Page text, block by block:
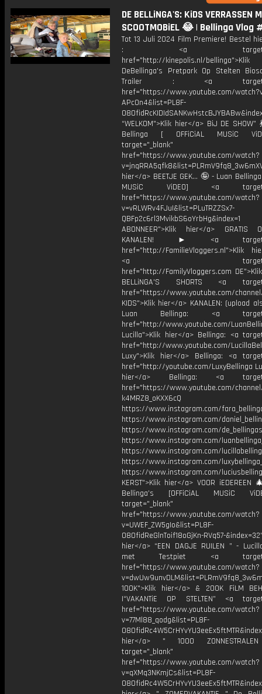
DE BELLiNGA'S: KiDS VERRASSEN
SCOOTMOBiEL 😂 | Bellinga Vlog
Tot 13 Juli 2024 Film Premiere! Bestel
: <a
href="http://kinepolis.nl/
DeBellinga's Pretpark Op Stelten
Trailer : <a
href="https://www.youtube.com/
APcOn4&list=PL8F-
“WELKOM">Klik hier</a> BiJ DE SHOW”
Bellinga [ OFFiCiAL MUSiC
target="_blank"
href="https://www.youtube.com/watch?
hier</a> BEETJE GEK... 🤪 - Luan Bellinga
MUSiC ViDEO] <a
href="https://www.youtube.com/watch?
v=vRLWRv4FJuI&list=PLuTRZZSx7-
QBFp2c6rl3MvikbS6oYrbHg&index=1
ABONNEER">Klik hier</a> GRATIS
KANALEN! ► <a
href="http://FamilieVloggers.nl">Klik
<a
href="http://FamilyVloggers.com
BELLiNGA'S SHORTS <a
href="https://www.youtube.com/channel/
KIDS">Klik hier</a> KANALEN: (upload
Luan Bellinga: <a
href="http://www.youtube.com/
Lucilla">Klik hier</a> Bellinga: <a
href="http://www.youtube.com/
Luxy">Klik hier</a> Bellinga: <a
href="http://youtube.com/LuxyBellinga
hier</a> Bellinga: <a
href="https://www.youtube.com/
k4MRZ8_oKXX6cQ
https://www.instagram.com/
https://www.instagram.com/
https://www.instagram.com/
https://www.instagram.com/
https://www.instagram.com/
https://www.instagram.com/
https://www.instagram.com/
KERST">Klik hier</a> VOOR
Bellinga’s [OFFiCiAL MUSiC
target="_blank"
href="https://www.youtube.com/watch?
v=UWEF_ZW5gIo&list=PL8F-
O8OfidReGlnToif18oGjKn-RVq57-
hier</a> “EEN DAGJE RUILEN ” -
met Testpiet <a
href="https://www.youtube.com/watch?
100K">Klik hier</a> & 200K FiLM
|“VAKANTiE OP STELTEN” <a
href="https://www.youtube.com/watch?
v=77Ml88_qodg&list=PL8F-
hier</a> " 1000
target="_blank"
href="https://www.youtube.com/watch?
v=qXMq3NKmjCs&list=PL8F-